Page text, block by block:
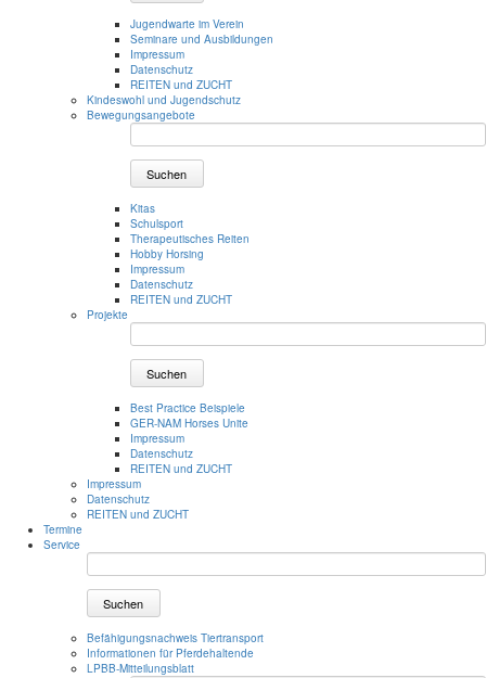
Jugendwarte im Verein
Seminare und Ausbildungen
Impressum
Datenschutz
REITEN und ZUCHT
Kindeswohl und Jugendschutz
Bewegungsangebote
Suchen
Kitas
Schulsport
Therapeutisches Reiten
Hobby Horsing
Impressum
Datenschutz
REITEN und ZUCHT
Projekte
Suchen
Best Practice Beispiele
GER-NAM Horses Unite
Impressum
Datenschutz
REITEN und ZUCHT
Impressum
Datenschutz
REITEN und ZUCHT
Termine
Service
Suchen
Befähigungsnachweis Tiertransport
Informationen für Pferdehaltende
LPBB-Mitteilungsblatt